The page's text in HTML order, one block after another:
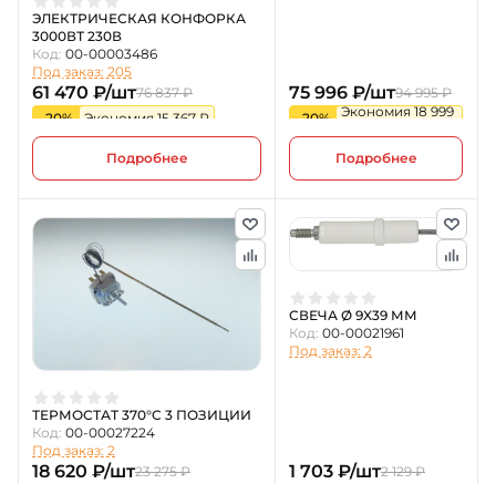
ЭЛЕКТРИЧЕСКАЯ КОНФОРКА
3000ВТ 230В
Код: 00-00003486
Под заказ: 205
61 470 ₽/шт76 837 ₽
-20%
Экономия 15 367 ₽
Подробнее
75 996 ₽/шт94 995 ₽
-20%
Экономия 18 999
Подробнее
ТЕРМОСТАТ 370°C 3 ПОЗИЦИИ
Код: 00-00027224
Под заказ: 2
18 620 ₽/шт23 275 ₽
СВЕЧА Ø 9X39 ММ
Код: 00-00021961
Под заказ: 2
1 703 ₽/шт2 129 ₽